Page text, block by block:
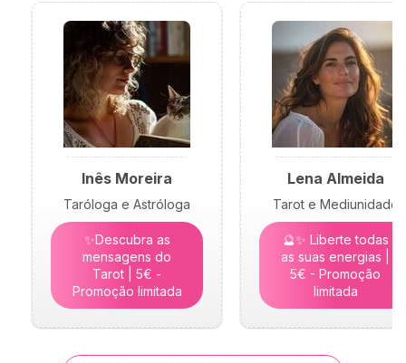
Inês Moreira
Taróloga e Astróloga
✨Descubra as
mensagens do
Tarot | 5€ -
Promoção limitada
Lena Almeida
Tarot e Mediunidade
🔮✨ Liberte todas
as suas energias |
5€ - Promoção
limitada